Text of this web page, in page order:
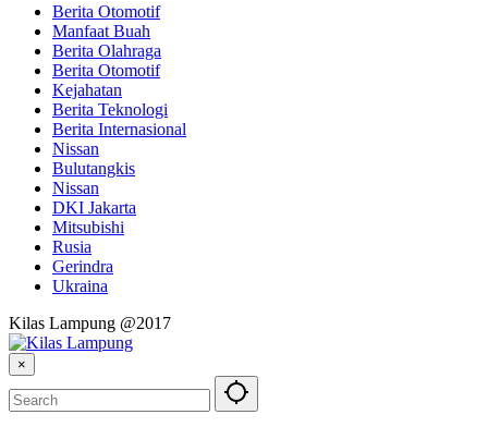
Berita Otomotif
Manfaat Buah
Berita Olahraga
Berita Otomotif
Kejahatan
Berita Teknologi
Berita Internasional
Nissan
Bulutangkis
Nissan
DKI Jakarta
Mitsubishi
Rusia
Gerindra
Ukraina
Kilas Lampung @2017
×